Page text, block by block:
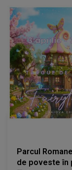
Parcul
de poveste în